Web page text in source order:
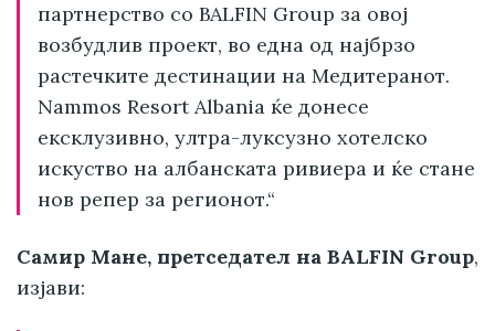
партнерство со BALFIN Group за овој
возбудлив проект, во една од најбрзо
растечките дестинации на Медитеранот.
Nammos Resort Albania ќе донесе
ексклузивно, ултра-луксузно хотелско
искуство на албанската ривиера и ќе стане
нов репер за регионот.“
Самир Мане, претседател на BALFIN Group,
изјави: